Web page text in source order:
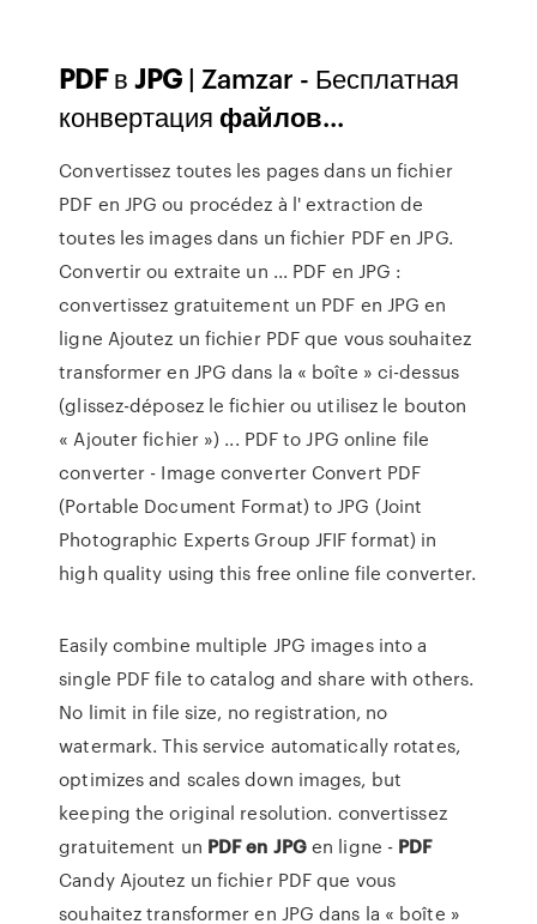
PDFвJPG | Zamzar - Бесплатная
конвертацияфайлов...
Convertissez toutes les pages dans un fichier
PDF en JPG ou procédez à l' extraction de
toutes les images dans un fichier PDF en JPG.
Convertir ou extraite un ... PDF en JPG :
convertissez gratuitement un PDF en JPG en
ligne Ajoutez un fichier PDF que vous souhaitez
transformer en JPG dans la « boîte » ci-dessus
(glissez-déposez le fichier ou utilisez le bouton
« Ajouter fichier ») ... PDF to JPG online file
converter - Image converter Convert PDF
(Portable Document Format) to JPG (Joint
Photographic Experts Group JFIF format) in
high quality using this free online file converter.
Easily combine multiple JPG images into a
single PDF file to catalog and share with others.
No limit in file size, no registration, no
watermark. This service automatically rotates,
optimizes and scales down images, but
keeping the original resolution. convertissez
gratuitement un PDFen JPGen ligne - PDF
Candy Ajoutez un fichier PDF que vous
souhaitez transformer en JPG dans la « boîte »